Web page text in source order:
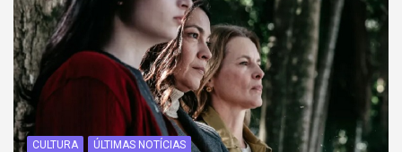
CULTURA ÚLTIMAS NOTÍCIAS